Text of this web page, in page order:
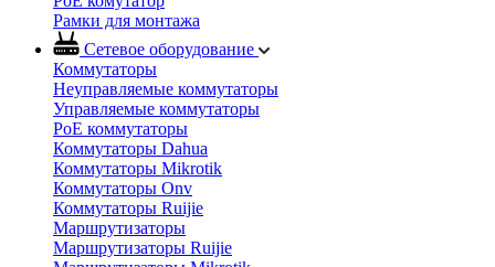
Рамки для монтажа
Сетевое оборудование
Коммутаторы
Неуправляемые коммутаторы
Управляемые коммутаторы
PoE коммутаторы
Коммутаторы Dahua
Коммутаторы Mikrotik
Коммутаторы Onv
Коммутаторы Ruijie
Маршрутизаторы
Маршрутизаторы Ruijie